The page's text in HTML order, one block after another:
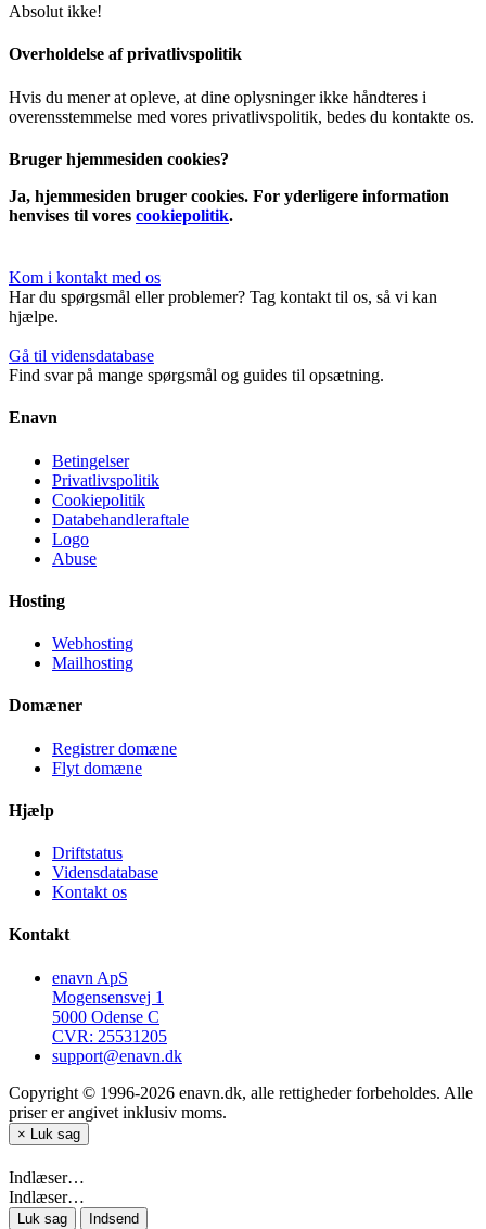
Absolut ikke!
Overholdelse af privatlivspolitik
Hvis du mener at opleve, at dine oplysninger ikke håndteres i
overensstemmelse med vores privatlivspolitik, bedes du kontakte os.
Bruger hjemmesiden cookies?
Ja, hjemmesiden bruger cookies. For yderligere information
henvises til vores cookiepolitik.
Kom i kontakt med os
Har du spørgsmål eller problemer? Tag kontakt til os, så vi kan
hjælpe.
Gå til vidensdatabase
Find svar på mange spørgsmål og guides til opsætning.
Enavn
Betingelser
Privatlivspolitik
Cookiepolitik
Databehandleraftale
Logo
Abuse
Hosting
Webhosting
Mailhosting
Domæner
Registrer domæne
Flyt domæne
Hjælp
Driftstatus
Vidensdatabase
Kontakt os
Kontakt
enavn ApS
Mogensensvej 1
5000 Odense C
CVR: 25531205
support@enavn.dk
Copyright © 1996-2026 enavn.dk, alle rettigheder forbeholdes. Alle
priser er angivet inklusiv moms.
× Luk sag
Indlæser…
Indlæser…
Luk sag Indsend